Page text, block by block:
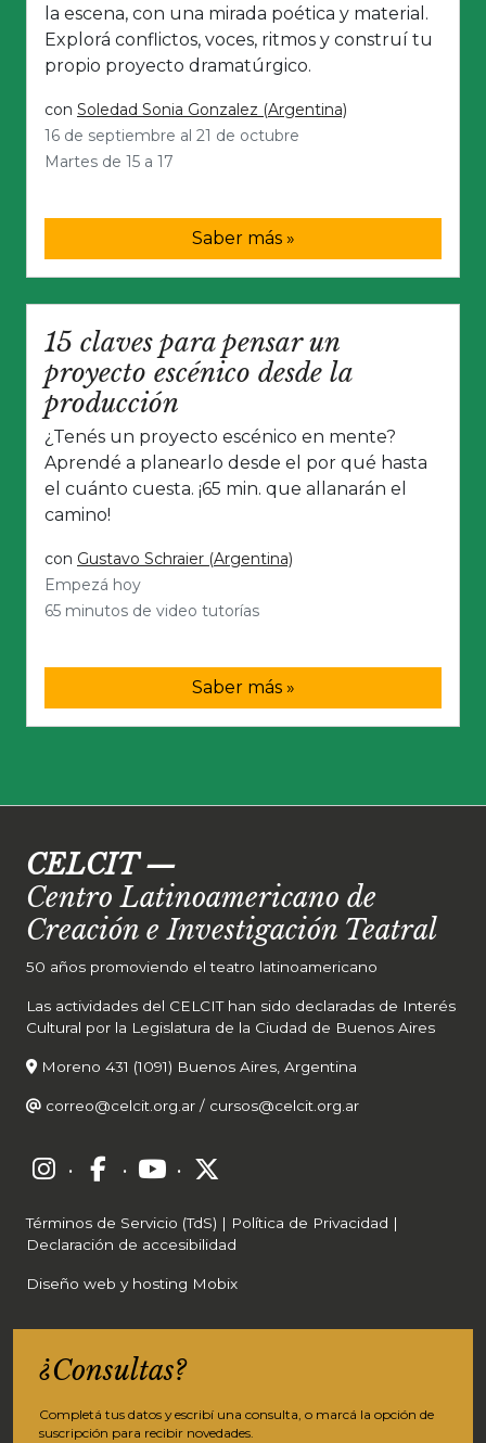
la escena, con una mirada poética y material.
Explorá conflictos, voces, ritmos y construí tu
propio proyecto dramatúrgico.
con Soledad Sonia Gonzalez (Argentina)
16 de septiembre al 21 de octubre
Martes de 15 a 17
Saber más »
15 claves para pensar un
proyecto escénico desde la
producción
¿Tenés un proyecto escénico en mente?
Aprendé a planearlo desde el por qué hasta
el cuánto cuesta. ¡65 min. que allanarán el
camino!
con Gustavo Schraier (Argentina)
Empezá hoy
65 minutos de video tutorías
Saber más »
CELCIT—
Centro Latinoamericano de
Creación e Investigación Teatral
50 años promoviendo el teatro latinoamericano
Las actividades del CELCIT han sido declaradas de Interés
Cultural por la Legislatura de la Ciudad de Buenos Aires
Moreno 431 (1091) Buenos Aires, Argentina
correo@celcit.org.ar / cursos@celcit.org.ar
· · ·
Términos de Servicio (TdS) | Política de Privacidad |
Declaración de accesibilidad
Diseño web y hosting Mobix
¿Consultas?
Completá tus datos y escribí una consulta, o marcá la opción de
suscripción para recibir novedades.